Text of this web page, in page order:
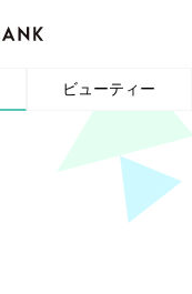
ビューティー